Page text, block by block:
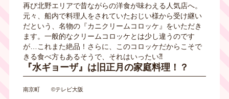
再び北野エリアで昔ながらの洋食が味わえる人気店へ。
元々、船内で料理人をされていたおじい様から受け継い
だという、名物の『カニクリームコロッケ』をいただき
ます。一般的なクリームコロッケとは少し違うのです
が…これまた絶品！さらに、このコロッケだからこそで
きる食べ方もあるそうで、それはいったい⁈
『水ギョーザ』は旧正月の家庭料理！？
南京町 ©テレビ大阪